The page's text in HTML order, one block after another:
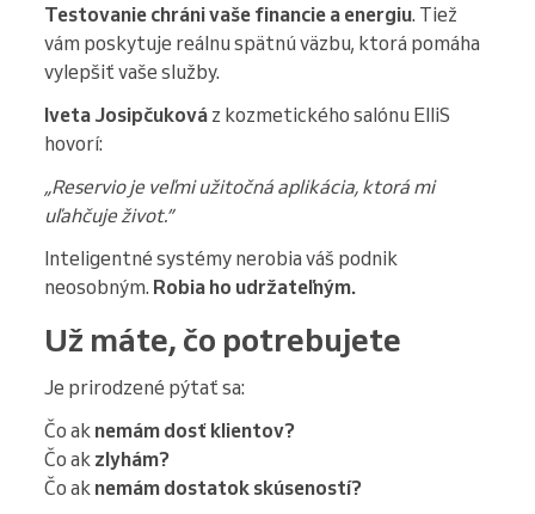
Testovanie chráni vaše financie a energiu. Tiež
vám poskytuje reálnu spätnú väzbu, ktorá pomáha
vylepšiť vaše služby.
Iveta Josipčuková z kozmetického salónu ElliS
hovorí:
„Reservio je veľmi užitočná aplikácia, ktorá mi
uľahčuje život.”
Inteligentné systémy nerobia váš podnik
neosobným. Robia ho udržateľným.
Už máte, čo potrebujete
Je prirodzené pýtať sa:
Čo ak nemám dosť klientov?
Čo ak zlyhám?
Čo ak nemám dostatok skúseností?